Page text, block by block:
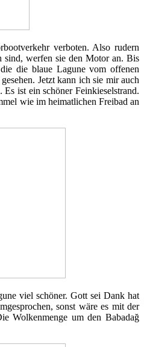
verboten. Also rudern
sind, werfen sie den Motor an. Bis
die blaue Lagune vom offenen
Jetzt kann ich sie mir auch
Es ist ein schöner Feinkieselstrand.
wie im heimatlichen Freibad an
viel schöner. Gott sei Dank hat
sonst wäre es mit der
Wolkenmenge um den Babadağ